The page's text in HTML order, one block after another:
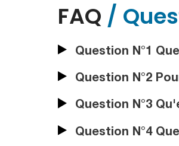
FAQ /
Question N°1
Question N°2
Question N°3
Question N°4